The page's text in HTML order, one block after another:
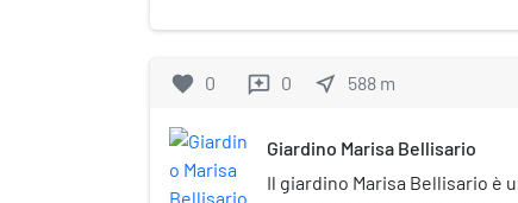
comune autonomo.
favorite 0 reviews 0 near_me 588 m
Giardino Marisa Bellisario
Il giardino Marisa Bellisario è